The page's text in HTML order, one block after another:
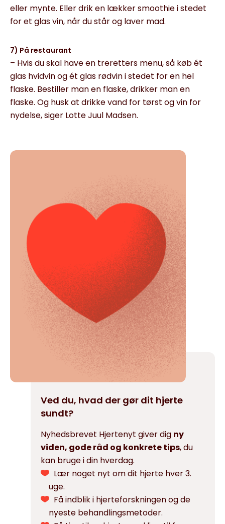
eller mynte. Eller drik en lækker smoothie i stedet
for et glas vin, når du står og laver mad.
7) På restaurant
– Hvis du skal have en treretters menu, så køb ét
glas hvidvin og ét glas rødvin i stedet for en hel
flaske. Bestiller man en flaske, drikker man en
flaske. Og husk at drikke vand for tørst og vin for
nydelse, siger Lotte Juul Madsen.
Ved du, hvad der gør dit hjerte
sundt?
Nyhedsbrevet Hjertenyt giver dig ny
viden, gode råd og konkrete tips, du
kan bruge i din hverdag.
Lær noget nyt om dit hjerte hver 3.
uge.
Få indblik i hjerteforskningen og de
nyeste behandlingsmetoder.